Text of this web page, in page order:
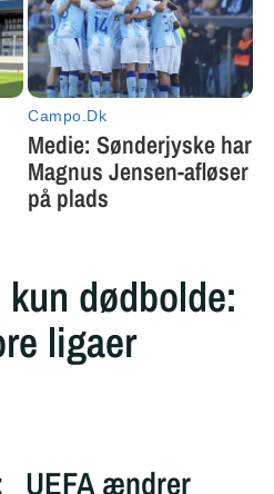
dødbolde:
ligaer
UEFA ændrer